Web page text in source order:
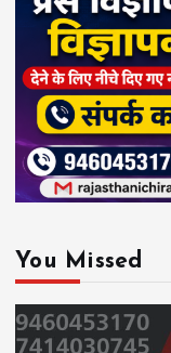
You Missed